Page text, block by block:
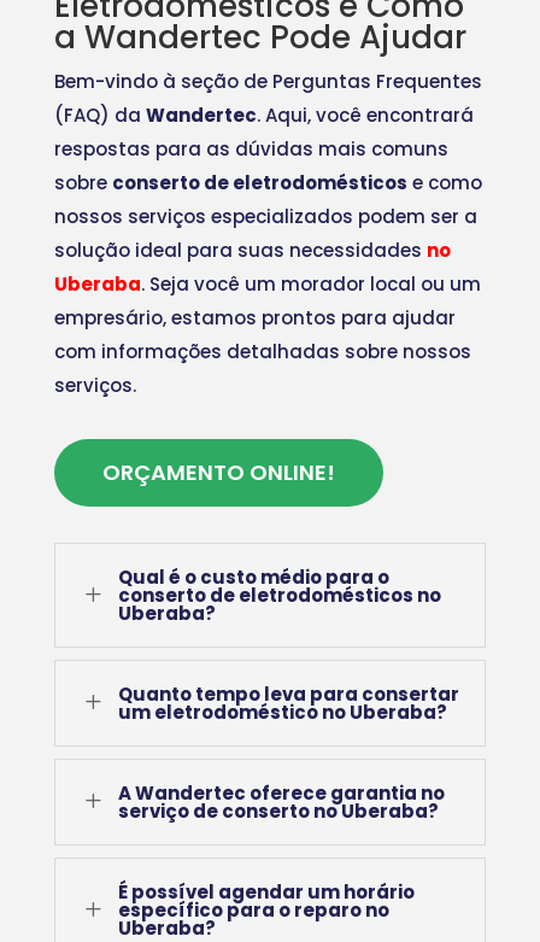
a Wandertec Pode Ajudar
Bem-vindo à seção de Perguntas Frequentes
(FAQ) da Wandertec. Aqui, você encontrará
respostas para as dúvidas mais comuns
sobre conserto de eletrodomésticos e como
nossos serviços especializados podem ser a
solução ideal para suas necessidades no
Uberaba. Seja você um morador local ou um
empresário, estamos prontos para ajudar
com informações detalhadas sobre nossos
serviços.
ORÇAMENTO ONLINE!
L
Qual é o custo médio para o
conserto de eletrodomésticos no
Uberaba?
L Quanto tempo leva para consertar
um eletrodoméstico no Uberaba?
L A Wandertec oferece garantia no
serviço de conserto no Uberaba?
L
É possível agendar um horário
específico para o reparo no
Uberaba?